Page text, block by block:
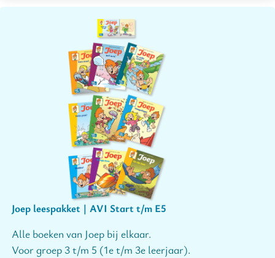
Joep leespakket | AVI Start t/m E5
Alle boeken van Joep bij elkaar.
Voor groep 3 t/m 5 (1e t/m 3e leerjaar).